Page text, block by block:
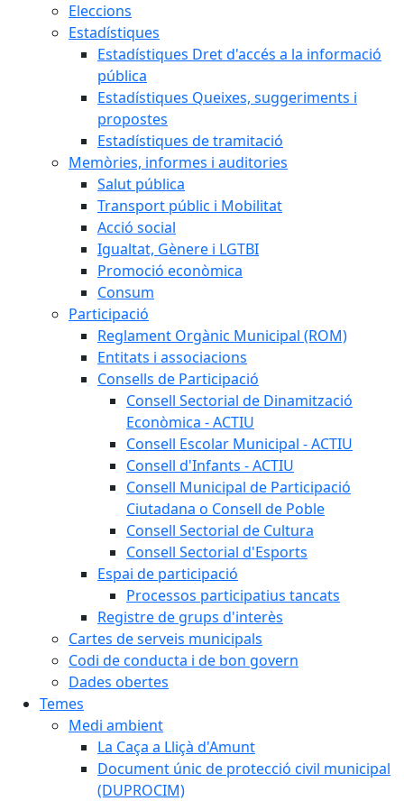
Eleccions
Estadístiques
Estadístiques Dret d'accés a la informació
pública
Estadístiques Queixes, suggeriments i
propostes
Estadístiques de tramitació
Memòries, informes i auditories
Salut pública
Transport públic i Mobilitat
Acció social
Igualtat, Gènere i LGTBI
Promoció econòmica
Consum
Participació
Reglament Orgànic Municipal (ROM)
Entitats i associacions
Consells de Participació
Consell Sectorial de Dinamització
Econòmica - ACTIU
Consell Escolar Municipal - ACTIU
Consell d'Infants - ACTIU
Consell Municipal de Participació
Ciutadana o Consell de Poble
Consell Sectorial de Cultura
Consell Sectorial d'Esports
Espai de participació
Processos participatius tancats
Registre de grups d'interès
Cartes de serveis municipals
Codi de conducta i de bon govern
Dades obertes
Temes
Medi ambient
La Caça a Lliçà d'Amunt
Document únic de protecció civil municipal
(DUPROCIM)